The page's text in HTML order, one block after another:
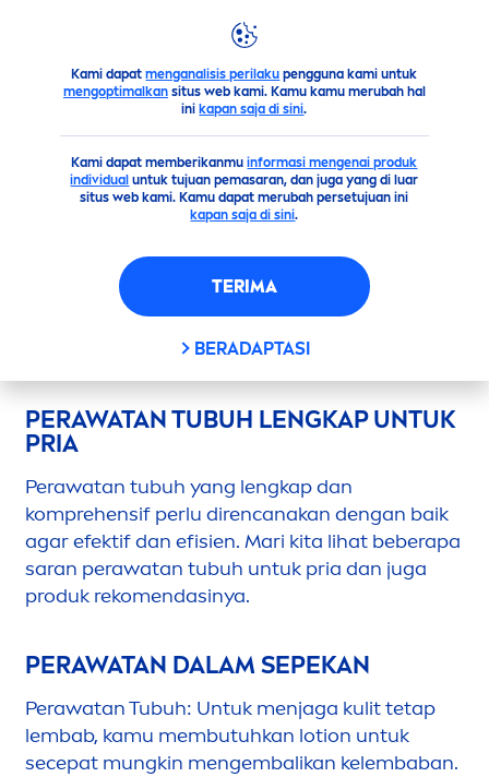
Kami dapatmenganalisis perilaku pengguna kami untuk
mengoptimalkansitus web kami. Kamu kamu merubah hal
ini kapan saja di sini.
Kami dapat memberikanmuinformasi mengenai produk
individual untuk tujuan pemasaran, dan juga yang di luar
situs web kami. Kamu dapat merubah persetujuan ini
kapan saja di sini.
TERIMA
BERADAPTASI
Saran Pria Perawatan Tubuh Lengkap Untuk Pria
PERAWATAN TUBUH
LENGKAP UNTUK PRIA
PERAWATAN TUBUH LENGKAP
UNTUK PRIA
PERAWATAN TUBUH LENGKAP UNTUK
PRIA
Perawatan tubuh yang lengkap dan
komprehensif perlu direncanakan dengan baik
agar efektif dan efisien. Mari kita lihat beberapa
saran perawatan tubuh untuk pria dan juga
produk rekomendasinya.
PERAWATAN DALAM SEPEKAN
Perawatan Tubuh: Untuk menjaga kulit tetap
lembab, kamu membutuhkan lotion untuk
secepat mungkin mengembalikan kelembaban.